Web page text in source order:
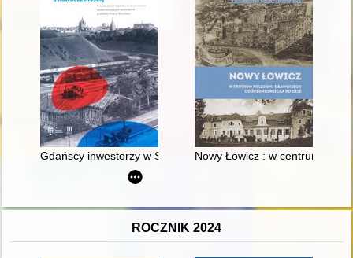
Gdańscy inwestorzy w Sopocie : prestiż finansowy i
Nowy Łowicz : w centrum
ROCZNIK 2024